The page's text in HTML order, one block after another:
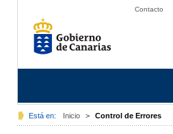
Contacto
Está en: Inicio > Control de Errores